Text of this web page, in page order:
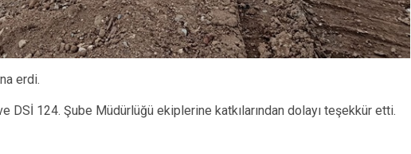
erdi.
124. Şube Müdürlüğü ekiplerine katkılarından dolayı teşekkür etti.